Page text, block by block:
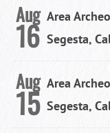
Aug
16 Area
Segesta,
Aug
15 Area
Segesta,